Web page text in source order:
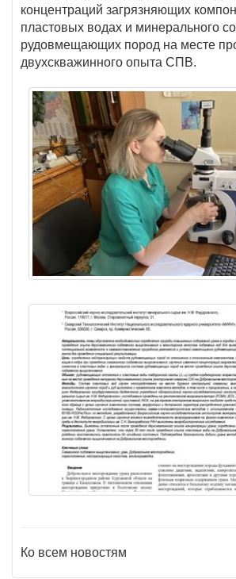
концентраций загрязняющих
пластовых водах и минерального
рудовмещающих пород на месте
двухскважинного опыта СПВ.
Ко всем новостям